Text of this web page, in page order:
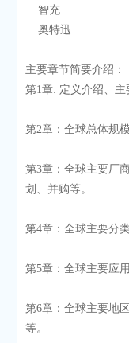
    智充
    奥特迅
主要章节简要介绍：
第1章: 定义介绍、主
第2章：全球总体规
第3章：全球主要厂
划、并购等。
第4章：全球主要分
第5章：全球主要应
第6章：全球主要地
等。